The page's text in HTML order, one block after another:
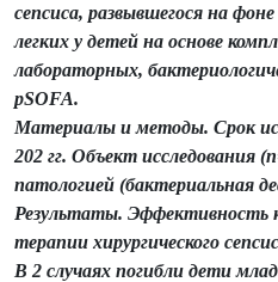
сепсиса, развывшегося на
легких у детей на основе
лабораторных,
рSOFA.
Материалы и методы. Срок
202 гг. Объект исследования
патологией (бактериальная
Результаты. Эффективность
терапии хирургического
В 2 случаях погибли дети